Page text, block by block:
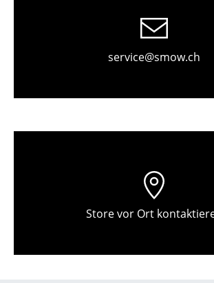
Beistell- & Rollcontainer
service@smow.ch
Store vor Ort